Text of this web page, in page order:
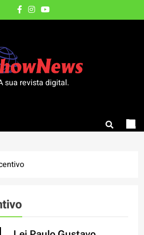
sua revista digital.